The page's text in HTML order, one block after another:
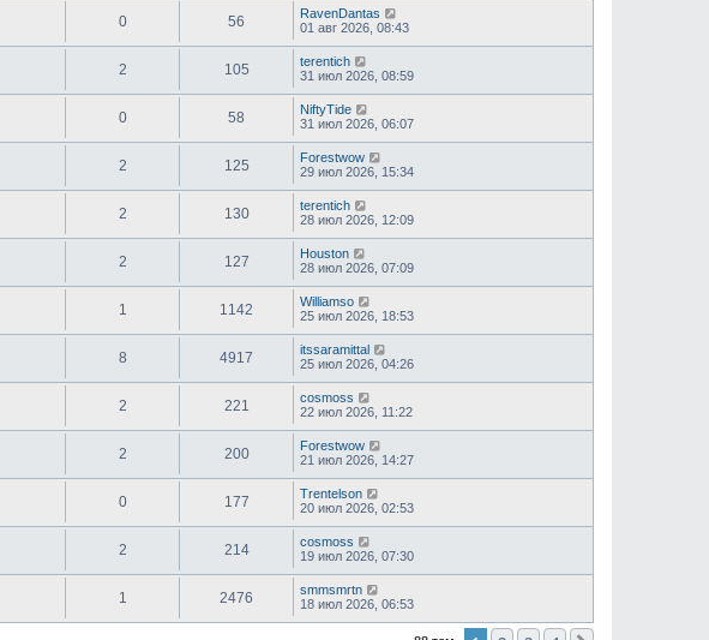
0 56
RavenDantas
01 авг 2026, 08:43
2 105
terentich
31 июл 2026, 08:59
0 58
NiftyTide
31 июл 2026, 06:07
2 125
Forestwow
29 июл 2026, 15:34
2 130
terentich
28 июл 2026, 12:09
2 127
Houston
28 июл 2026, 07:09
1 1142
Williamso
25 июл 2026, 18:53
8 4917
itssaramittal
25 июл 2026, 04:26
2 221
cosmoss
22 июл 2026, 11:22
2 200
Forestwow
21 июл 2026, 14:27
0 177
Trentelson
20 июл 2026, 02:53
2 214
cosmoss
19 июл 2026, 07:30
1 2476
smmsmrtn
18 июл 2026, 06:53